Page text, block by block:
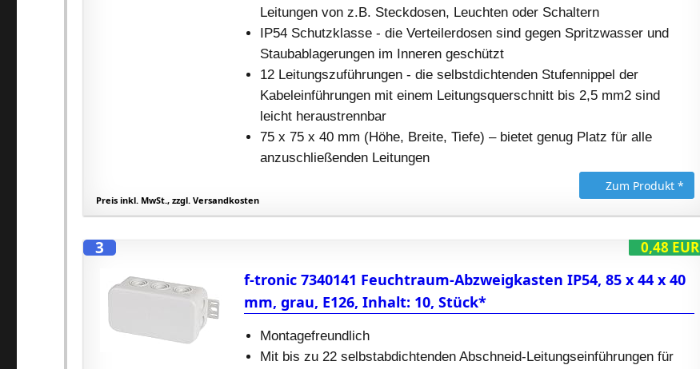
Leitungen von z.B. Steckdosen, Leuchten oder Schaltern
IP54 Schutzklasse - die Verteilerdosen sind gegen Spritzwasser und
Staubablagerungen im Inneren geschützt
12 Leitungszuführungen - die selbstdichtenden Stufennippel der
Kabeleinführungen mit einem Leitungsquerschnitt bis 2,5 mm2 sind
leicht heraustrennbar
75 x 75 x 40 mm (Höhe, Breite, Tiefe) – bietet genug Platz für alle
anzuschließenden Leitungen
Zum Produkt *
Preis inkl. MwSt., zzgl. Versandkosten
0,48 EUR
3
f-tronic 7340141 Feuchtraum-Abzweigkasten IP54, 85 x 44 x 40
mm, grau, E126, Inhalt: 10, Stück*
Montagefreundlich
Mit bis zu 22 selbstabdichtenden Abschneid-Leitungseinführungen für